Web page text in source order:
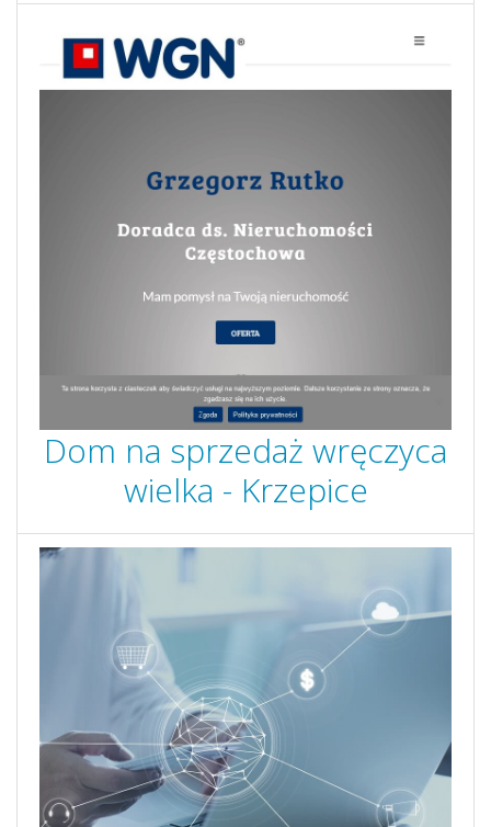
Dom na sprzedaż wręczyca
wielka - Krzepice